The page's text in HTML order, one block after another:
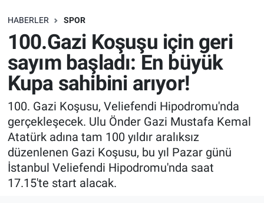
HABERLER SPOR
100.Gazi Koşuşu için geri
sayım başladı: En büyük
Kupa sahibini arıyor!
100. Gazi Koşusu, Veliefendi Hipodromu'nda
gerçekleşecek. Ulu Önder Gazi Mustafa Kemal
Atatürk adına tam 100 yıldır aralıksız
düzenlenen Gazi Koşusu, bu yıl Pazar günü
İstanbul Veliefendi Hipodromu'nda saat
17.15'te start alacak.
SAĞLIK
EKONOMİ
EĞİTİM
ÖZEL HABER
Keşfet
ASTROLOJİ